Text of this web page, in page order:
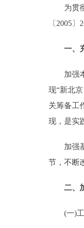
政民互动
为贯彻
〔2005
一、充
加强本
现“新北
关筹备工
现，是实
加强基
节，不断
二、
(一)工